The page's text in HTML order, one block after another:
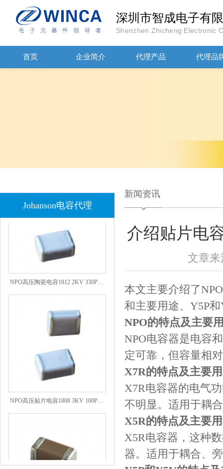
深圳市智成电子有
Shenzhen Zhicheng Electronic
首页 企业简介 代理产品 代理品
Johanson电容代理
新闻资讯
介绍贴片电
文章
本文主要介绍了
和主要用途、Y5P
NPO的特点及主要
NPO电容器是电容
定可靠，但容量相
X7R的特点及主要
X7R电容器的电气
不明显。适用于耦
X5R的特点及主要
X5R电容器，这种
器。适用于耦合、